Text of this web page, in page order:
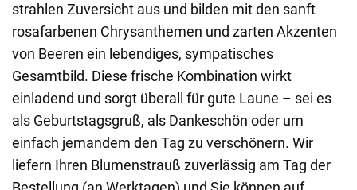
strahlen Zuversicht aus und bilden mit den sanft
rosafarbenen Chrysanthemen und zarten Akzenten
von Beeren ein lebendiges, sympatisches
Gesamtbild. Diese frische Kombination wirkt
einladend und sorgt überall für gute Laune – sei es
als Geburtstagsgruß, als Dankeschön oder um
einfach jemandem den Tag zu verschönern. Wir
liefern Ihren Blumenstrauß zuverlässig am Tag der